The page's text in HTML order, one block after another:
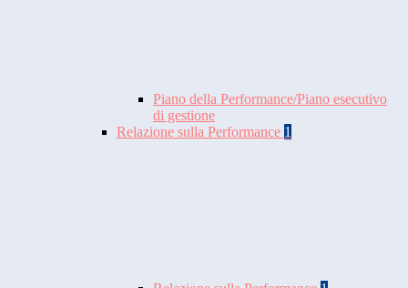
Piano della Performance/Piano esecutivo
di gestione
Relazione sulla Performance 1